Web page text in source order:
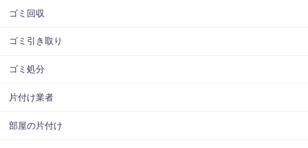
ゴミ回収
ゴミ引き取り
ゴミ処分
片付け業者
部屋の片付け